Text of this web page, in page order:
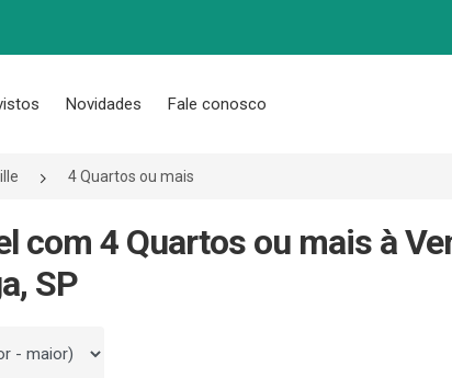
Novidades Fale conosco
4 Quartos ou mais
com 4 Quartos ou mais à
SP